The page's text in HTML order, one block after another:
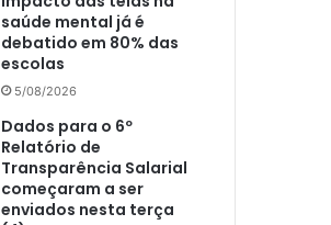
saúde mental já é
debatido em 80% das
escolas
5/08/2026
Dados para o 6º
Relatório de
Transparência Salarial
começaram a ser
enviados nesta terça